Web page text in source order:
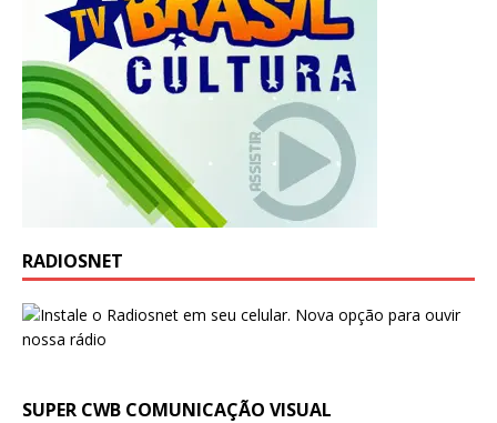
RADIOSNET
SUPER CWB COMUNICAÇÃO VISUAL